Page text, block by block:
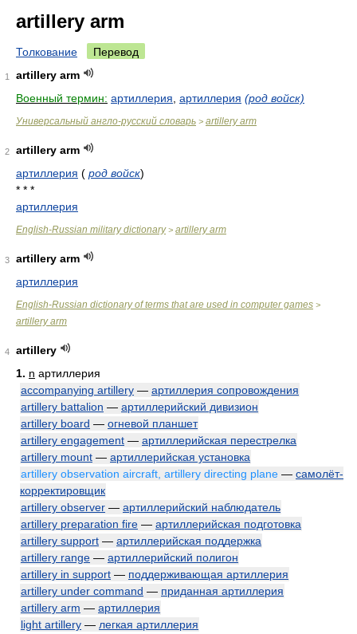
artillery arm
Толкование Перевод
1
artillery arm
Военный термин: артиллерия артиллерия (род войск)
Универсальный англо-русский словарь > artillery arm
2
artillery arm
артиллерия ( род войск)
* * *
артиллерия
English-Russian military dictionary> artillery arm
3
artillery arm
артиллерия
English-Russian dictionary of terms that are used in computer games >
artillery arm
4
artillery
1. n артиллерия
accompanying artillery — артиллерия сопровождения
artillery battalion — артиллерийский дивизион
artillery board — огневой планшет
artillery engagement — артиллерийская перестрелка
artillery mount — артиллерийская установка
artillery observation aircraft, artillery directing plane — самолёт-
корректировщик
artillery observer — артиллерийский наблюдатель
artillery preparation fire — артиллерийская подготовка
artillery support — артиллерийская поддержка
artillery range — артиллерийский полигон
artillery in support — поддерживающая артиллерия
artillery under command — приданная артиллерия
artillery arm — артиллерия
light artillery — легкая артиллерия